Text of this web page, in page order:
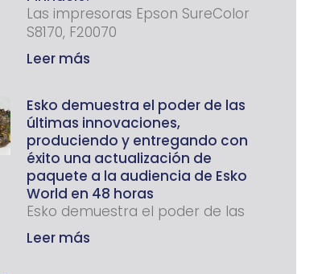
Las impresoras Epson SureColor
S8170, F20070
Leer más
Esko demuestra el poder de las
últimas innovaciones,
produciendo y entregando con
éxito una actualización de
paquete a la audiencia de Esko
World en 48 horas
Esko demuestra el poder de las
Leer más